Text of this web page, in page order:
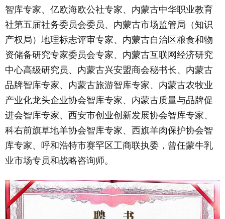
智库专家、亿欧海欧公社专家、内蒙古中华职业教育
社第五届社务委员会委员、内蒙古市场监管局（知识
产权局）地理标志评审专家、内蒙古自治区粮食和物
资储备研究专家委员会专家、内蒙古互联网经济研究
中心高级研究员、内蒙古兴安盟商会秘书长、内蒙古
品牌智库专家、内蒙古旅游智库专家、内蒙古农牧业
产业化龙头企业协会智库专家、内蒙古质量与品牌促
进会智库专家、西安市创业创新发展协会智库专家、
科右前旗草地羊协会智库专家、西旗羊肉保护协会智
库专家、呼和浩特市赛罕区工商联执委，曾任蒙牛乳
业市场专员和战略咨询师。